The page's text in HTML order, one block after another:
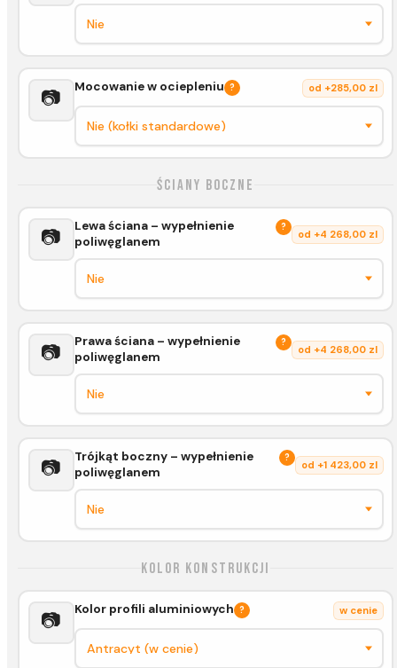
📷 Mocowanie w ociepleniu ? od +285,00 zl
Ściany boczne
📷
Lewa ściana – wypełnienie
poliwęglanem
?
od +4 268,00 zl
📷
Prawa ściana – wypełnienie
poliwęglanem
?
od +4 268,00 zl
📷
Trójkąt boczny – wypełnienie
poliwęglanem
?
od +1 423,00 zl
Kolor konstrukcji
📷 Kolor profili aluminiowych ? w cenie